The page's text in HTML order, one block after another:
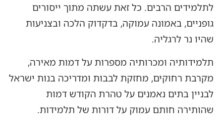
לתלמידים הרבים. כל זאת עשתה מתוך ייסורים
גופניים, באמונה עמוקה, בדקדוק הלכה ובצניעות
שהיו נר לרגליה.
תלמידותיה ומכרותיה מספרות על דמות מאירה,
מקרבת רחוקים, מחזקת לבבות ומדריכה בנות ישראל
לבניין בתים נאמנים על טהרת הקודש דמות
שהותירה חותם עמוק על דורות של תלמידות.